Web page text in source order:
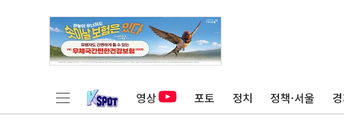
영상 포토 정치 정책·서울